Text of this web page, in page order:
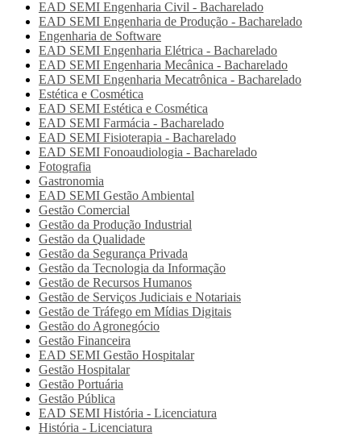
EAD SEMI Engenharia Civil - Bacharelado
EAD SEMI Engenharia de Produção - Bacharelado
Engenharia de Software
EAD SEMI Engenharia Elétrica - Bacharelado
EAD SEMI Engenharia Mecânica - Bacharelado
EAD SEMI Engenharia Mecatrônica - Bacharelado
Estética e Cosmética
EAD SEMI Estética e Cosmética
EAD SEMI Farmácia - Bacharelado
EAD SEMI Fisioterapia - Bacharelado
EAD SEMI Fonoaudiologia - Bacharelado
Fotografia
Gastronomia
EAD SEMI Gestão Ambiental
Gestão Comercial
Gestão da Produção Industrial
Gestão da Qualidade
Gestão da Segurança Privada
Gestão da Tecnologia da Informação
Gestão de Recursos Humanos
Gestão de Serviços Judiciais e Notariais
Gestão de Tráfego em Mídias Digitais
Gestão do Agronegócio
Gestão Financeira
EAD SEMI Gestão Hospitalar
Gestão Hospitalar
Gestão Portuária
Gestão Pública
EAD SEMI História - Licenciatura
História - Licenciatura